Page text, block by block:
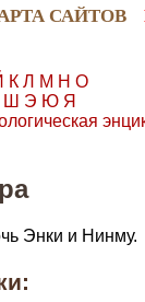
САЙТОВ
К Л М Н О
Ш Э Ю Я
Энки и Нинму.